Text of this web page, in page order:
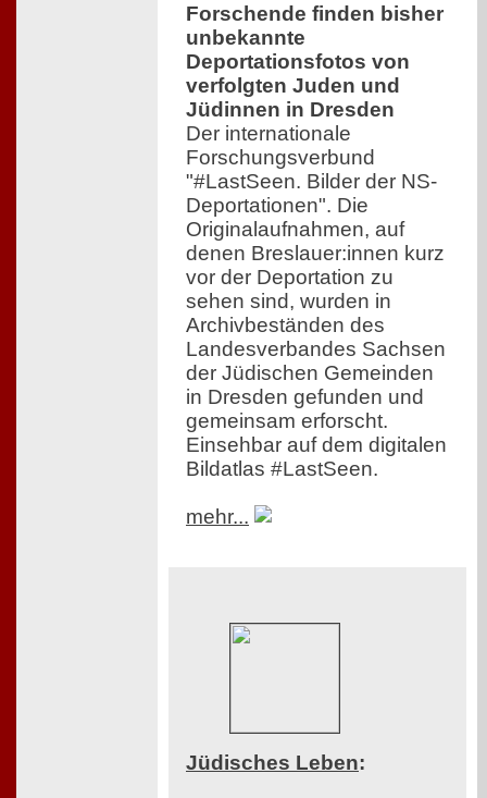
Forschende finden bisher
unbekannte
Deportationsfotos von
verfolgten Juden und
Jüdinnen in Dresden
Der internationale
Forschungsverbund
"#LastSeen. Bilder der NS-
Deportationen". Die
Originalaufnahmen, auf
denen Breslauer:innen kurz
vor der Deportation zu
sehen sind, wurden in
Archivbeständen des
Landesverbandes Sachsen
der Jüdischen Gemeinden
in Dresden gefunden und
gemeinsam erforscht.
Einsehbar auf dem digitalen
Bildatlas #LastSeen.
mehr...
Jüdisches Leben: